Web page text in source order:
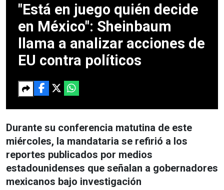
"Está en juego quién decide
en México": Sheinbaum
llama a analizar acciones de
EU contra políticos
Durante su conferencia matutina de este
miércoles, la mandataria se refirió a los
reportes publicados por medios
estadounidenses que señalan a gobernadores
mexicanos bajo investigación